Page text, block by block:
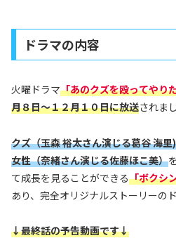
ドラマの内容
火曜ドラマ「あのクズを殴ってやり
月８日～１２月１０日に放送されま
クズ（玉森 裕太さん演じる葛谷 海
女性（奈緒さん演じる佐藤ほこ美）
て成長を見ることができる「ボクシ
あり、完全オリジナルストーリーのド
↓最終話の予告動画です↓